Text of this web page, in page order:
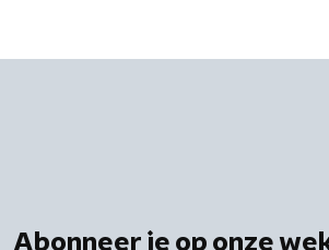
Abonneer je op onze